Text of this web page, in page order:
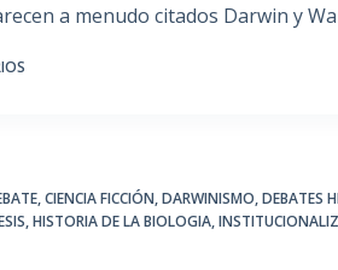
a menudo citados Darwin y
,CIENCIA FICCIÓN,DARWINISMO,DEBATES
,HISTORIA DE LA BIOLOGIA,